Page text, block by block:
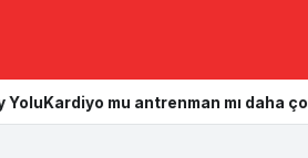
antrenman mı daha çok yağ yakar?